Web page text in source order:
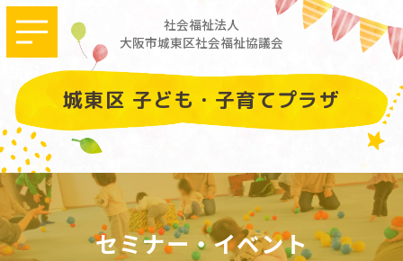
社会福祉法人
大阪市城東区社会福祉協議会
城東区 子ども・子育てプラザ
セミナー・イベント